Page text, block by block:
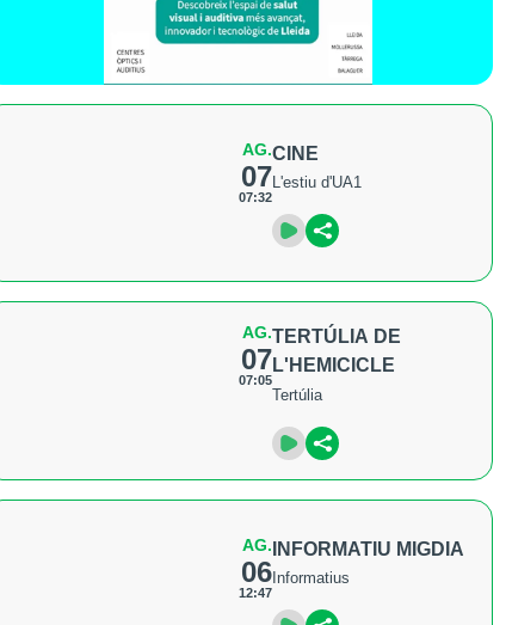
AG.
07
07:32
CINE
L'estiu d'UA1
AG.
07
07:05
TERTÚLIA DE
L'HEMICICLE
Tertúlia
AG.
06
12:47
INFORMATIU MIGDIA
Informatius